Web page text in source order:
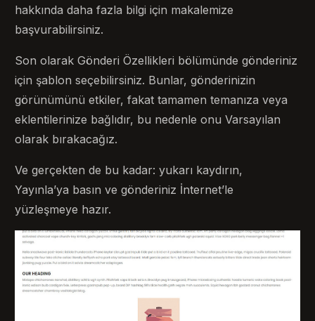
hakkında daha fazla bilgi için makalemize
başvurabilirsiniz.
Son olarak Gönderi Özellikleri bölümünde gönderiniz
için şablon seçebilirsiniz. Bunlar, gönderinizin
görünümünü etkiler, fakat tamamen temanıza veya
eklentilerinize bağlıdır, bu nedenle onu Varsayılan
olarak bırakacağız.
Ve gerçekten de bu kadar: yukarı kaydırın,
Yayınla’ya basın ve gönderiniz İnternet’le
yüzleşmeye hazır.